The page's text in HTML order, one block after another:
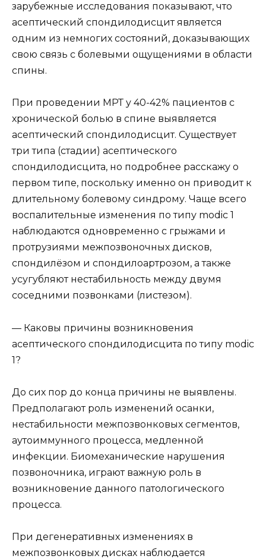
зарубежные исследования показывают, что
асептический спондилодисцит является
одним из немногих состояний, доказывающих
свою связь с болевыми ощущениями в области
спины.
При проведении МРТ у 40-42% пациентов с
хронической болью в спине выявляется
асептический спондилодисцит. Существует
три типа (стадии) асептического
спондилодисцита, но подробнее расскажу о
первом типе, поскольку именно он приводит к
длительному болевому синдрому. Чаще всего
воспалительные изменения по типу modic 1
наблюдаются одновременно с грыжами и
протрузиями межпозвоночных дисков,
спондилёзом и спондилоартрозом, а также
усугубляют нестабильность между двумя
соседними позвонками (листезом).
— Каковы причины возникновения
асептического спондилодисцита по типу modic
1?
До сих пор до конца причины не выявлены.
Предполагают роль изменений осанки,
нестабильности межпозвонковых сегментов,
аутоиммунного процесса, медленной
инфекции. Биомеханические нарушения
позвоночника, играют важную роль в
возникновение данного патологического
процесса.
При дегенеративных изменениях в
межпозвонковых дисках наблюдается